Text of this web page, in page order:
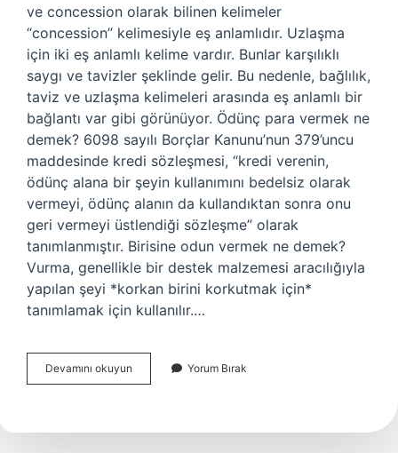
ve concession olarak bilinen kelimeler
“concession” kelimesiyle eş anlamlıdır. Uzlaşma
için iki eş anlamlı kelime vardır. Bunlar karşılıklı
saygı ve tavizler şeklinde gelir. Bu nedenle, bağlılık,
taviz ve uzlaşma kelimeleri arasında eş anlamlı bir
bağlantı var gibi görünüyor. Ödünç para vermek ne
demek? 6098 sayılı Borçlar Kanunu’nun 379’uncu
maddesinde kredi sözleşmesi, “kredi verenin,
ödünç alana bir şeyin kullanımını bedelsiz olarak
vermeyi, ödünç alanın da kullandıktan sonra onu
geri vermeyi üstlendiği sözleşme” olarak
tanımlanmıştır. Birisine odun vermek ne demek?
Vurma, genellikle bir destek malzemesi aracılığıyla
yapılan şeyi *korkan birini korkutmak için*
tanımlamak için kullanılır.…
Devamını okuyun Kendinden
Ödünç
Demek
Yorum Bırak